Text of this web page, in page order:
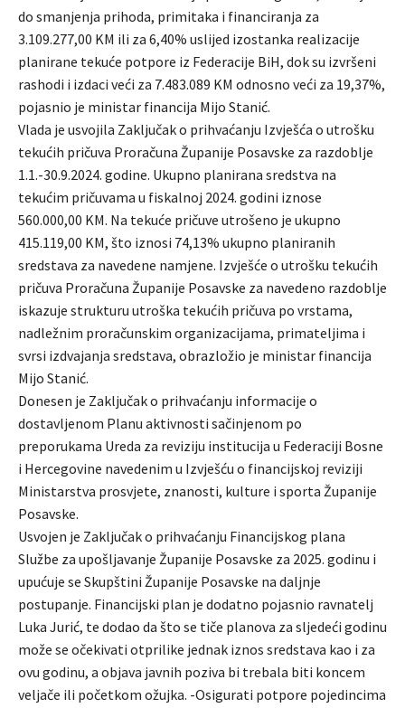
do smanjenja prihoda, primitaka i financiranja za
3.109.277,00 KM ili za 6,40% uslijed izostanka realizacije
planirane tekuće potpore iz Federacije BiH, dok su izvršeni
rashodi i izdaci veći za 7.483.089 KM odnosno veći za 19,37%,
pojasnio je ministar financija Mijo Stanić.
Vlada je usvojila Zaključak o prihvaćanju Izvješća o utrošku
tekućih pričuva Proračuna Županije Posavske za razdoblje
1.1.-30.9.2024. godine. Ukupno planirana sredstva na
tekućim pričuvama u fiskalnoj 2024. godini iznose
560.000,00 KM. Na tekuće pričuve utrošeno je ukupno
415.119,00 KM, što iznosi 74,13% ukupno planiranih
sredstava za navedene namjene. Izvješće o utrošku tekućih
pričuva Proračuna Županije Posavske za navedeno razdoblje
iskazuje strukturu utroška tekućih pričuva po vrstama,
nadležnim proračunskim organizacijama, primateljima i
svrsi izdvajanja sredstava, obrazložio je ministar financija
Mijo Stanić.
Donesen je Zaključak o prihvaćanju informacije o
dostavljenom Planu aktivnosti sačinjenom po
preporukama Ureda za reviziju institucija u Federaciji Bosne
i Hercegovine navedenim u Izvješću o financijskoj reviziji
Ministarstva prosvjete, znanosti, kulture i sporta Županije
Posavske.
Usvojen je Zaključak o prihvaćanju Financijskog plana
Službe za upošljavanje Županije Posavske za 2025. godinu i
upućuje se Skupštini Županije Posavske na daljnje
postupanje. Financijski plan je dodatno pojasnio ravnatelj
Luka Jurić, te dodao da što se tiče planova za sljedeći godinu
može se očekivati otprilike jednak iznos sredstava kao i za
ovu godinu, a objava javnih poziva bi trebala biti koncem
veljače ili početkom ožujka. -Osigurati potpore pojedincima